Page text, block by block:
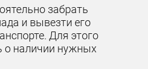
забрать
и вывезти его
Для этого
о наличии нужных